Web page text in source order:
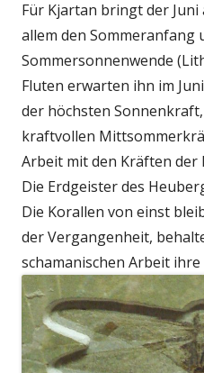
Für Kjartan bringt der
allem den Sommeranfang
Sommersonnenwende
Fluten erwarten ihn im Juni
der höchsten
kraftvollen
Arbeit mit den Kräften der
Die Erdgeister des
Die Korallen von einst
der Vergangenheit,
schamanischen Arbeit